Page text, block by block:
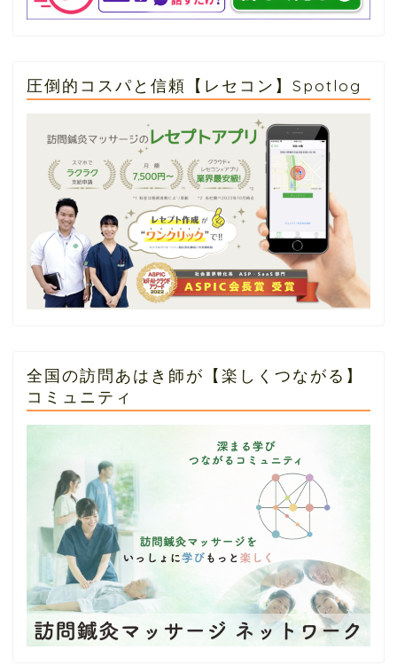
圧倒的コスパと信頼【レセコン】Spotlog
全国の訪問あはき師が【楽しくつながる】
コミュニティ